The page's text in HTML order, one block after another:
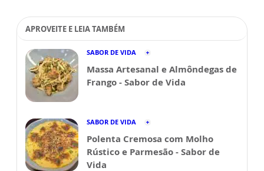
APROVEITE E LEIA TAMBÉM
SABOR DE VIDA
Massa Artesanal e Almôndegas de
Frango - Sabor de Vida
SABOR DE VIDA
Polenta Cremosa com Molho
Rústico e Parmesão - Sabor de
Vida